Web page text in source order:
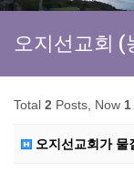
오지선교회
Total 2 Posts, Now 1
오지선교회가 물질